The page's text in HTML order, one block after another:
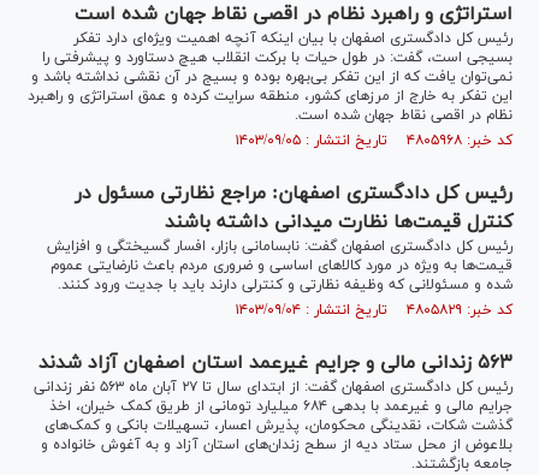
استراتژی و راهبرد نظام در اقصی نقاط جهان شده است
رئیس کل دادگستری اصفهان با بیان اینکه آنچه اهمیت ویژه‌ای دارد تفکر
بسیجی است، گفت: در طول حیات با برکت انقلاب هیچ دستاورد و پیشرفتی را
نمی‌توان یافت که از این تفکر بی‌بهره بوده و بسیج در آن نقشی نداشته باشد و
این تفکر به خارج از مرز‌های کشور، منطقه سرایت کرده و عمق استراتژی و راهبرد
نظام در اقصی نقاط جهان شده است.
کد خبر: ۴۸۰۵۹۶۸ تاریخ انتشار : ۱۴۰۳/۰۹/۰۵
رئیس کل دادگستری اصفهان: مراجع نظارتی مسئول در
کنترل قیمت‌ها نظارت میدانی داشته باشند
رئیس کل دادگستری اصفهان گفت: نابسامانی بازار، افسار گسیختگی و افزایش
قیمت‌ها به ویژه در مورد کالا‌های اساسی و ضروری مردم باعث نارضایتی عموم
شده و مسئولانی که وظیفه نظارتی و کنترلی دارند باید با جدیت ورود کنند.
کد خبر: ۴۸۰۵۸۲۹ تاریخ انتشار : ۱۴۰۳/۰۹/۰۴
۵۶۳ زندانی مالی و جرایم غیرعمد استان اصفهان آزاد شدند
رئیس کل دادگستری اصفهان گفت: از ابتدای سال تا ۲۷ آبان ماه ۵۶۳ نفر زندانی
جرایم مالی و غیرعمد با بدهی ۶۸۴ میلیارد تومانی از طریق کمک خیران، اخذ
گذشت شکات، نقدینگی محکومان، پذیرش اعسار، تسهیلات بانکی و کمک‌های
بلاعوض از محل ستاد دیه از سطح زندان‌های استان آزاد و به آغوش خانواده و
جامعه بازگشتند.